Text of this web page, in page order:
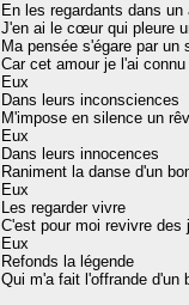
En les regardants dans un
J'en ai le cœur qui pleure
Ma pensée s'égare par un
Car cet amour je l'ai
Eux
Dans leurs inconsciences
M'impose en silence un
Eux
Dans leurs innocences
Raniment la danse d'un
Eux
Les regarder vivre
C'est pour moi revivre des
Eux
Refonds la légende
Qui m'a fait l'offrande d'un